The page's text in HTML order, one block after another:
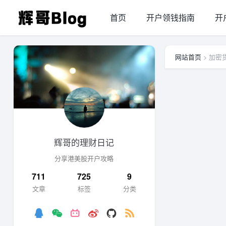
首页 开户领钱指南 开
网站首页 > 加密
辉哥的理财日记
分享港美股开户攻略
711
文章
725
标签
9
分类